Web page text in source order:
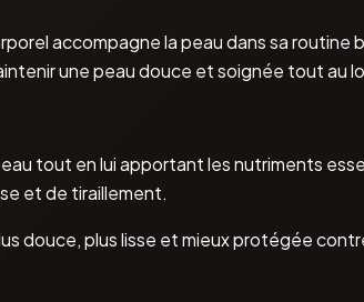
accompagne la peau dans sa
une peau douce et soignée tout au
tout en lui apportant les nutriments
et de tiraillement.
douce, plus lisse et mieux protégée